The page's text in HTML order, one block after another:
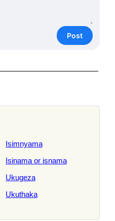
Post
Isimnyama
Isinama or isnama
Ukugeza
Ukuthaka